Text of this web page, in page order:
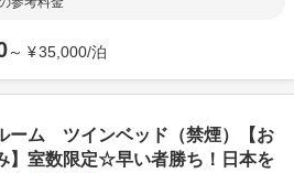
～ ¥35,000/泊
ーム ツインベッド（禁煙）【お
】室数限定☆早い者勝ち！日本を